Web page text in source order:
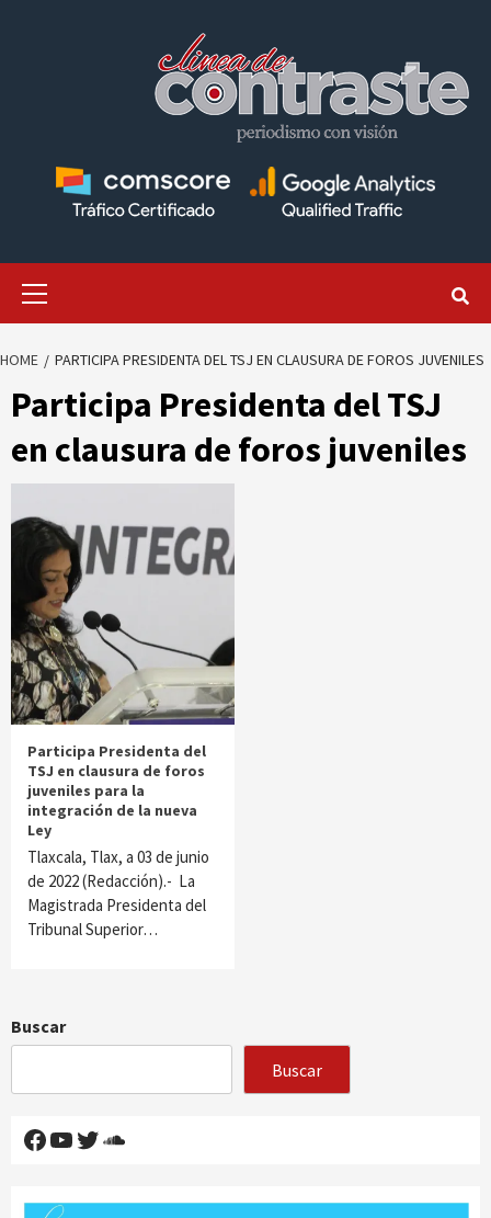
HOME PARTICIPA PRESIDENTA DEL TSJ EN CLAUSURA DE FOROS JUVENILES
Participa Presidenta del TSJ
en clausura de foros juveniles
Participa Presidenta del
TSJ en clausura de foros
juveniles para la
integración de la nueva
Ley
Tlaxcala, Tlax, a 03 de junio
de 2022 (Redacción).- La
Magistrada Presidenta del
Tribunal Superior…
Buscar
Buscar
Facebook
YouTube
Twitter
SoundCloud